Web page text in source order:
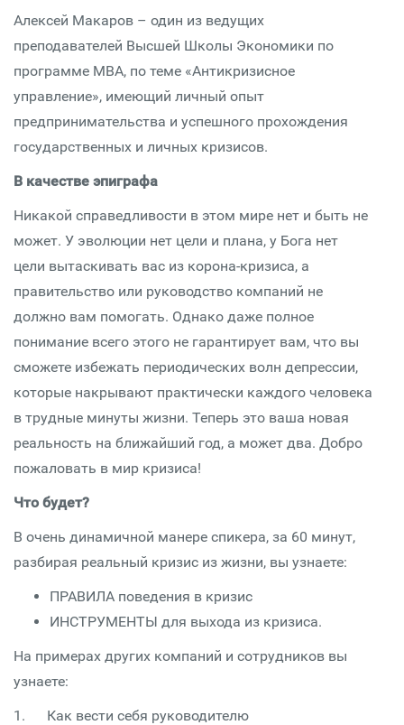
Алексей Макаров – один из ведущих
преподавателей Высшей Школы Экономики по
программе МВА, по теме «Антикризисное
управление», имеющий личный опыт
предпринимательства и успешного прохождения
государственных и личных кризисов.
В качестве эпиграфа
Никакой справедливости в этом мире нет и быть не
может. У эволюции нет цели и плана, у Бога нет
цели вытаскивать вас из корона-кризиса, а
правительство или руководство компаний не
должно вам помогать. Однако даже полное
понимание всего этого не гарантирует вам, что вы
сможете избежать периодических волн депрессии,
которые накрывают практически каждого человека
в трудные минуты жизни. Теперь это ваша новая
реальность на ближайший год, а может два. Добро
пожаловать в мир кризиса!
Что будет?
В очень динамичной манере спикера, за 60 минут,
разбирая реальный кризис из жизни, вы узнаете:
ПРАВИЛА поведения в кризис
ИНСТРУМЕНТЫ для выхода из кризиса.
На примерах других компаний и сотрудников вы
узнаете:
1. Как вести себя руководителю